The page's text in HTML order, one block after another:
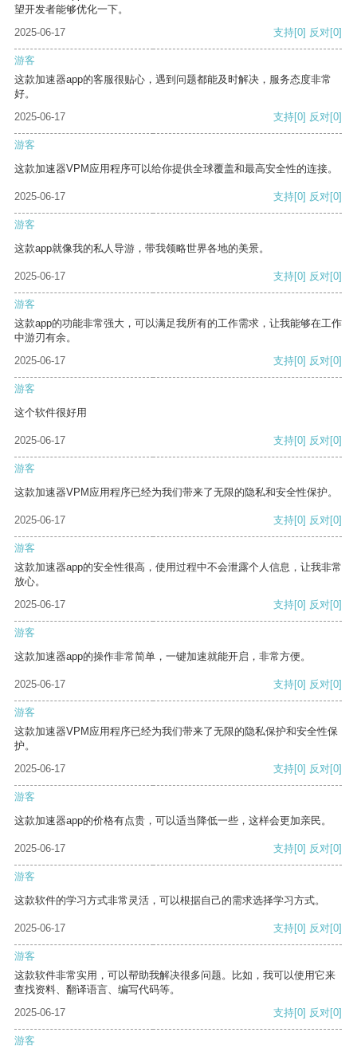
望开发者能够优化一下。
2025-06-17
支持[0] 反对[0]
游客
这款加速器app的客服很贴心，遇到问题都能及时解决，服务态度非常
好。
2025-06-17
支持[0] 反对[0]
游客
这款加速器VPM应用程序可以给你提供全球覆盖和最高安全性的连接。
2025-06-17 支持[0] 反对[0]
游客
这款app就像我的私人导游，带我领略世界各地的美景。
2025-06-17 支持[0] 反对[0]
游客
这款app的功能非常强大，可以满足我所有的工作需求，让我能够在工作
中游刃有余。
2025-06-17
支持[0] 反对[0]
游客
这个软件很好用
2025-06-17 支持[0] 反对[0]
游客
这款加速器VPM应用程序已经为我们带来了无限的隐私和安全性保护。
2025-06-17 支持[0] 反对[0]
游客
这款加速器app的安全性很高，使用过程中不会泄露个人信息，让我非常
放心。
2025-06-17
支持[0] 反对[0]
游客
这款加速器app的操作非常简单，一键加速就能开启，非常方便。
2025-06-17 支持[0] 反对[0]
游客
这款加速器VPM应用程序已经为我们带来了无限的隐私保护和安全性保
护。
2025-06-17
支持[0] 反对[0]
游客
这款加速器app的价格有点贵，可以适当降低一些，这样会更加亲民。
2025-06-17 支持[0] 反对[0]
游客
这款软件的学习方式非常灵活，可以根据自己的需求选择学习方式。
2025-06-17 支持[0] 反对[0]
游客
这款软件非常实用，可以帮助我解决很多问题。比如，我可以使用它来
查找资料、翻译语言、编写代码等。
2025-06-17
支持[0] 反对[0]
游客